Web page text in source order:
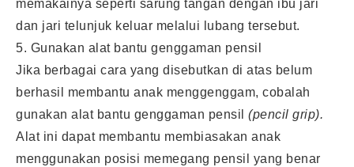
memakainya seperti sarung tangan dengan ibu jari
dan jari telunjuk keluar melalui lubang tersebut.
5. Gunakan alat bantu genggaman pensil
Jika berbagai cara yang disebutkan di atas belum
berhasil membantu anak menggenggam, cobalah
gunakan alat bantu genggaman pensil (pencil grip).
Alat ini dapat membantu membiasakan anak
menggunakan posisi memegang pensil yang benar